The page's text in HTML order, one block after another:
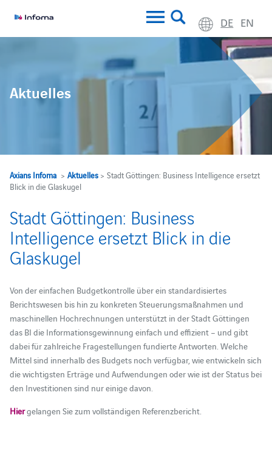
DE EN
Aktuelles
Axians Infoma> Aktuelles> Stadt Göttingen: Business Intelligence ersetzt
Blick in die Glaskugel
Stadt Göttingen: Business
Intelligence ersetzt Blick in die
Glaskugel
Von der einfachen Budgetkontrolle über ein standardisiertes
Berichtswesen bis hin zu konkreten Steuerungsmaßnahmen und
maschinellen Hochrechnungen unterstützt in der Stadt Göttingen
das BI die Informationsgewinnung einfach und effizient – und gibt
dabei für zahlreiche Fragestellungen fundierte Antworten. Welche
Mittel sind innerhalb des Budgets noch verfügbar, wie entwickeln sich
die wichtigsten Erträge und Aufwendungen oder wie ist der Status bei
den Investitionen sind nur einige davon.
Hiergelangen Sie zum vollständigen Referenzbericht.